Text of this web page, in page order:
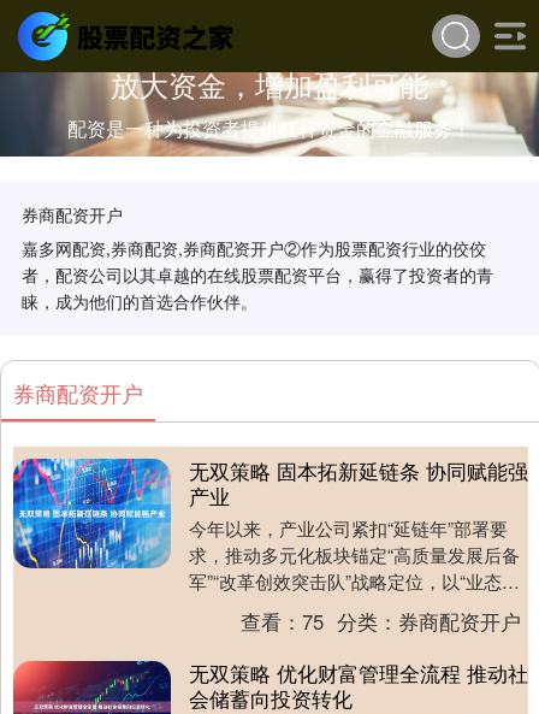
放大资金，增加盈利可能
配资是一种为投资者提供杠杆资金的金融服务！
券商配资开户
嘉多网配资,券商配资,券商配资开户②作为股票配资行业的佼佼
者，配资公司以其卓越的在线股票配资平台，赢得了投资者的青
睐，成为他们的首选合作伙伴。
券商配资开户
无双策略 固本拓新延链条 协同赋能强
产业
今年以来，产业公司紧扣“延链年”部署要
求，推动多元化板块锚定“高质量发展后备
军”“改革创效突击队”战略定位，以“业态培
育抓延链”为主线，坚持“一企一策”“一业
查看：75 分类： 券商配资开户
无双策略 优化财富管理全流程 推动社
会储蓄向投资转化